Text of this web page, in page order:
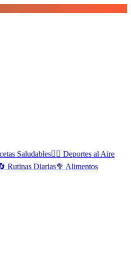
Saludables🚴‍♀️ Deportes al Aire
Rutinas Diarias🥦 Alimentos